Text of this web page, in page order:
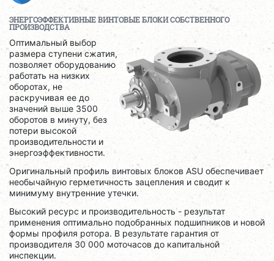
ЭНЕРГОЭФФЕКТИВНЫЕ ВИНТОВЫЕ БЛОКИ СОБСТВЕННОГО
ПРОИЗВОДСТВА
Оптимальный выбор
размера ступени сжатия,
позволяет оборудованию
работать на низких
оборотах, не
раскручивая ее до
значений выше 3500
оборотов в минуту, без
потери высокой
производительности и
энергоэффективности.
Оригинальный профиль винтовых блоков ASU обеспечивает
необычайную герметичность зацепления и сводит к
минимуму внутренние утечки.
Высокий ресурс и производительность - результат
применения оптимально подобранных подшипников и новой
формы профиля ротора. В результате гарантия от
производителя 30 000 моточасов до капитальной
инспекции.